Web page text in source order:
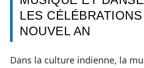
LES
NOUVEL AN
Dans la culture indienne, la